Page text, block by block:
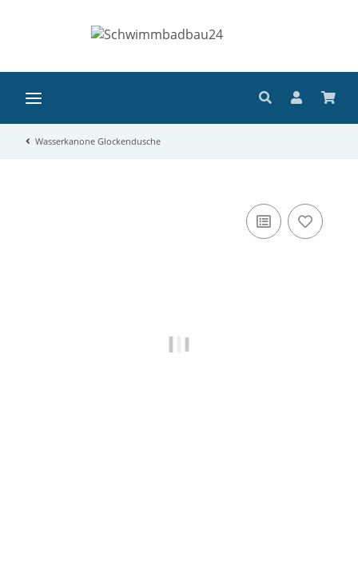
Wasserkanone Glockendusche